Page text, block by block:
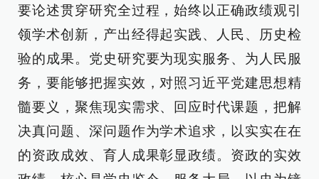
要论述贯穿研究全过程，始终以正确政绩观引
领学术创新，产出经得起实践、人民、历史检
验的成果。党史研究要为现实服务、为人民服
务，要能够把握实效，对照习近平党建思想精
髓要义，聚焦现实需求、回应时代课题，把解
决真问题、深问题作为学术追求，以实实在在
的资政成效、育人成果彰显政绩。资政的实效